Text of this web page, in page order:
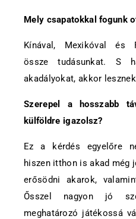
Mely csapatokkal fogunk
Kínával, Mexikóval és
össze tudásunkat. S
akadályokat, akkor
Szerepel a hosszabb
külföldre igazolsz?
Ez a kérdés egyelőre
hiszen itthon is akad még
erősödni akarok,
Ősszel nagyon jó
meghatározó játékossá